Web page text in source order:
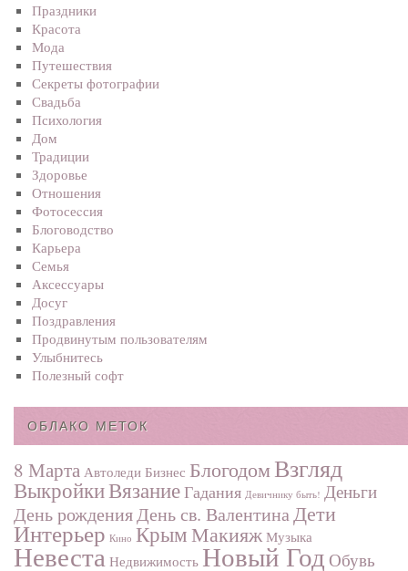
Праздники
Красота
Мода
Путешествия
Секреты фотографии
Свадьба
Психология
Дом
Традиции
Здоровье
Отношения
Фотосеcсия
Блоговодство
Карьера
Семья
Аксессуары
Досуг
Поздравления
Продвинутым пользователям
Улыбнитесь
Полезный софт
ОБЛАКО МЕТОК
8 Марта Автоледи Бизнес БлогодомВзгляд
ВыкройкиВязаниеГадания Девичнику быть! Деньги
День рожденияДень св. ВалентинаДети
Интерьер Кино КрымМакияж Музыка
Невеста Недвижимость Новый Год Обувь